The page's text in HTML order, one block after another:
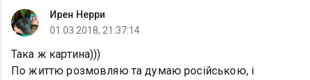
Ирен Нерри
01.03.2018, 21:37:14
Така ж картина)))
По життю розмовляю та думаю російською, і